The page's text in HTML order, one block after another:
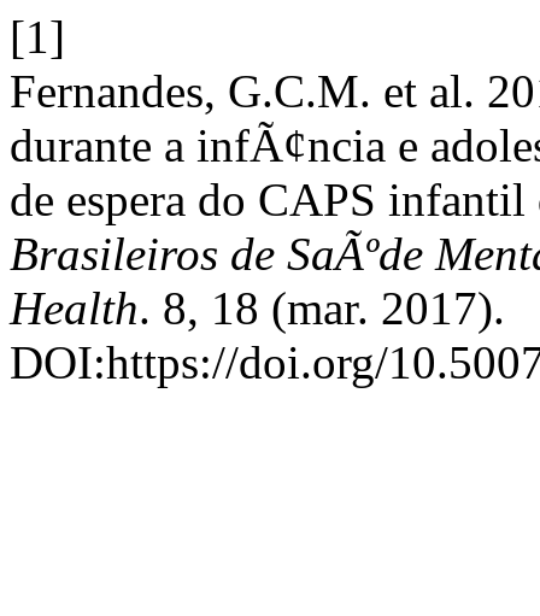
[1]
Fernandes, G.C.M. et al.
durante a infÃ¢ncia e
de espera do CAPS
Brasileiros de SaÃºde
Health. 8, 18 (mar. 2017).
DOI:https://doi.org/